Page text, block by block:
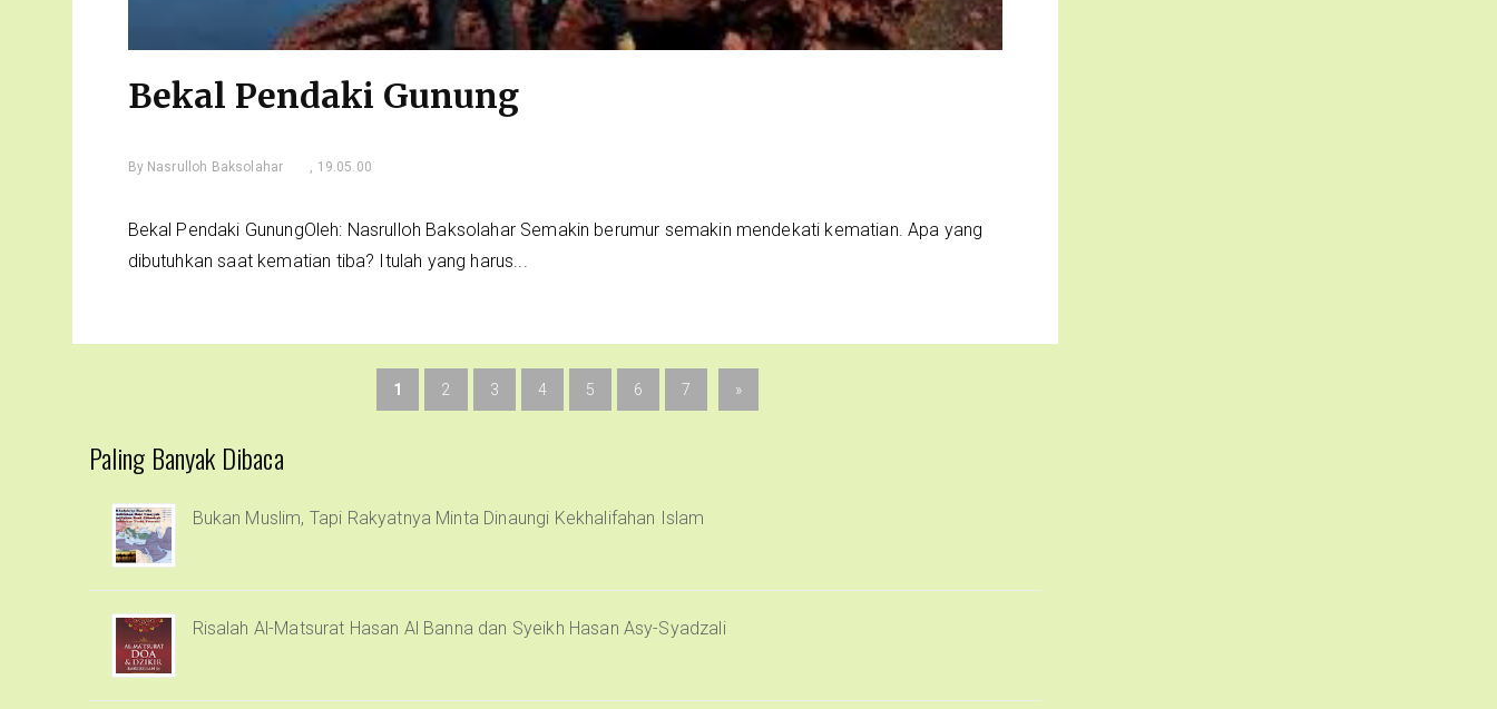
Bekal Pendaki Gunung
By Nasrulloh Baksolahar , 19.05.00
Bekal Pendaki GunungOleh: Nasrulloh Baksolahar Semakin berumur semakin mendekati kematian. Apa yang
dibutuhkan saat kematian tiba? Itulah yang harus...
1 2 3 4 5 6 7 »
Paling Banyak Dibaca
Bukan Muslim, Tapi Rakyatnya Minta Dinaungi Kekhalifahan Islam
Risalah Al-Matsurat Hasan Al Banna dan Syeikh Hasan Asy-Syadzali